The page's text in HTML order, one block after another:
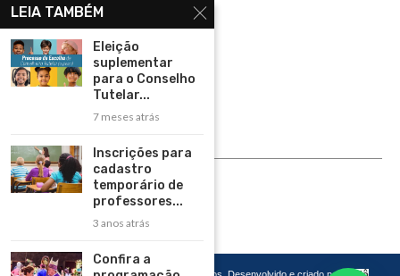
Home
Assinar
Contato
Política de Privacidade
Rádio Maristela - Ao Vivo
ASSINE
LEIA TAMBÉM
Eleição
suplementar
para o Conselho
Tutelar...
7 meses atrás
Inscrições para
cadastro
temporário de
professores...
3 anos atrás
Confira a